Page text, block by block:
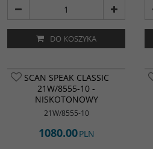
DO KOSZYKA
SCAN SPEAK CLASSIC
21W/8555-10 -
NISKOTONOWY
21W/8555-10
1080.00PLN